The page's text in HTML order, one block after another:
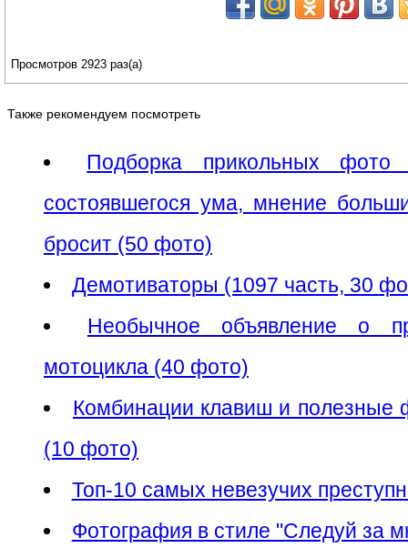
Просмотров 2923 раз(а)
Также рекомендуем посмотреть
Подборка прикольных фото
состоявшегося ума, мнение
бросит (50 фото)
Демотиваторы (1097 часть, 30
Необычное объявление о
мотоцикла (40 фото)
Комбинации клавиш и полезные
(10 фото)
Топ-10 самых невезучих
Фотография в стиле "Следуй за